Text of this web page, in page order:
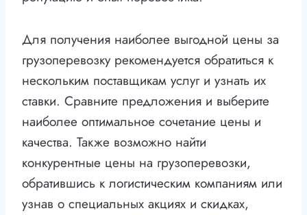
Для получения наиболее выгодной цены за
грузоперевозку рекомендуется обратиться к
нескольким поставщикам услуг и узнать их
ставки. Сравните предложения и выберите
наиболее оптимальное сочетание цены и
качества. Также возможно найти
конкурентные цены на грузоперевозки,
обратившись к логистическим компаниям или
узнав о специальных акциях и скидках,